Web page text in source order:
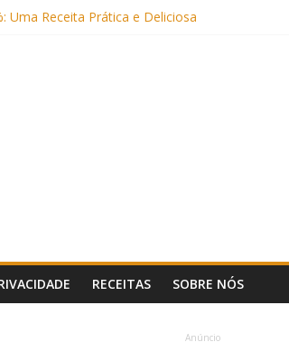
(Sem Forno, Fácil e Fofinho)
e Boa para o Intestino
Alulose)
RECEITAS SOBRE NÓS
Anúncio